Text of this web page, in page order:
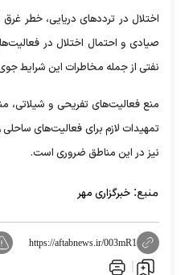
اختلال در تردد‌های دریایی، خطر
صیادی و احتمال اختلال در
نفتی از جمله مخاطرات این شرایط
منع فعالیت‌های تفریحی و شیلاتی،
تمهیدات لازم برای فعالیت‌های
نیز در این مناطق ضروری است.
منبع: خبرگزاری مهر
https://aftabnews.ir/003mR1